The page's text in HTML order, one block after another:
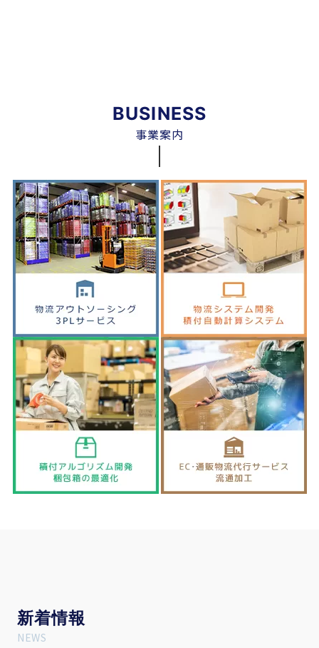
BUSINESS
事業案内
新着情報
NEWS